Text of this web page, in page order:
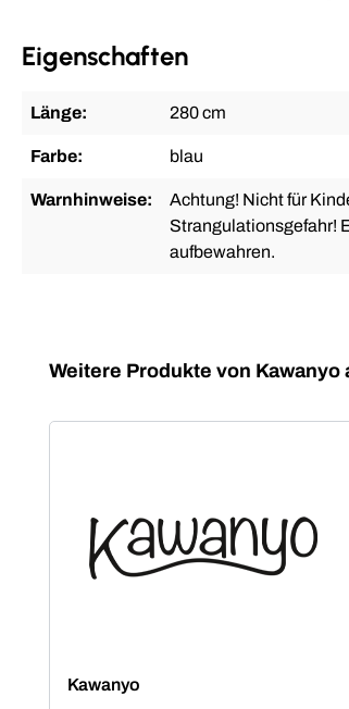
Eigenschaften
Länge: 280 cm
Farbe: blau
Warnhinweise:
Achtung! Nicht für
Strangulationsgefahr!
aufbewahren.
Produktgalerie überspringen
Weitere Produkte von Kawanyo
Kawanyo